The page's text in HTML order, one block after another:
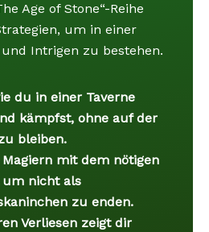
Age of Stone“-Reihe
um in einer
Intrigen zu bestehen.
du in einer Taverne
kämpfst, ohne auf der
bleiben.
Magiern mit dem nötigen
um nicht als
zu enden.
Verliesen zeigt dir